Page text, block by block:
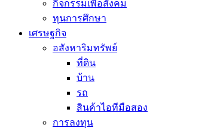
กิจกรรมเพื่อสังคม
ทุนการศึกษา
เศรษฐกิจ
อสังหาริมทรัพย์
ที่ดิน
บ้าน
รถ
สินค้าไอทีมือสอง
การลงทุน